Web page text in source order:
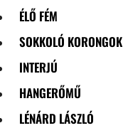
ÉLŐ FÉM
SOKKOLÓ KORONGOK
INTERJÚ
HANGERŐMŰ
LÉNÁRD LÁSZLÓ